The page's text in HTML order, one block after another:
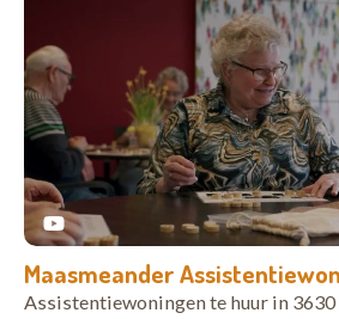
Maasmeander
Assistentiewoningen te huur in